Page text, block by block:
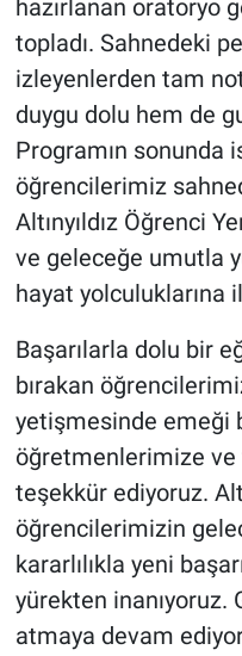
hazırlanan oratoryo
topladı. Sahnedeki
izleyenlerden tam
duygu dolu hem de
Programın sonunda
öğrencilerimiz
Altınyıldız Öğrenci
ve geleceğe umutla
hayat yolculuklarına
Başarılarla dolu bir
bırakan
yetişmesinde emeği
öğretmenlerimize
teşekkür ediyoruz.
öğrencilerimizin
kararlılıkla yeni
yürekten inanıyoruz.
atmaya devam